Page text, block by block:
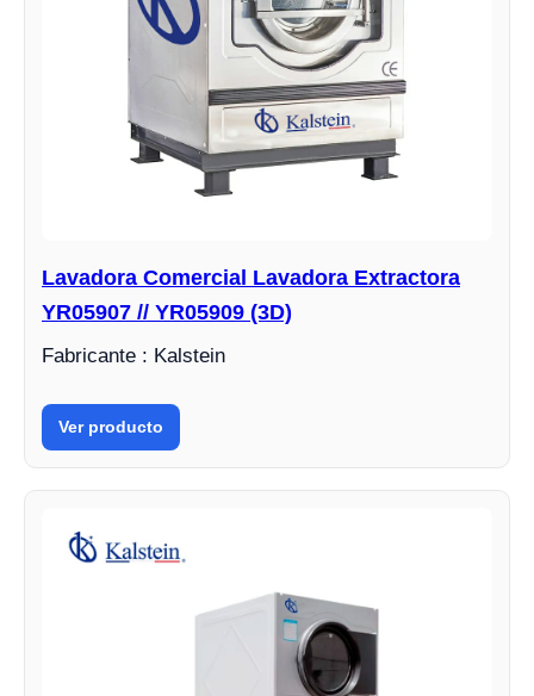
Lavadora Comercial Lavadora Extractora
YR05907 // YR05909 (3D)
Fabricante : Kalstein
Ver producto